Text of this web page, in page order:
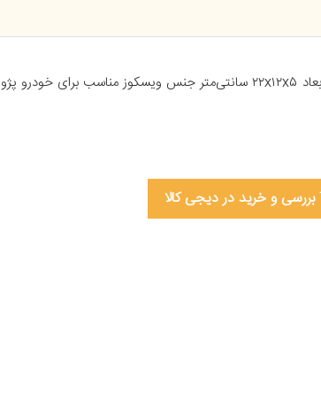
معرفی محصول جزئیات محصول ابعاد ۲۲x۱۲x۵ سانتی‌متر جنس ویسکوز مناسب برای خودرو پژو
بررسی و خرید در دیجی کالا